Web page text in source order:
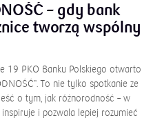
– gdy bank
tworzą wspólny
19 PKO Banku Polskiego otwarto
To nie tylko spotkanie ze
o tym, jak różnorodność – w
i pozwala lepiej rozumieć